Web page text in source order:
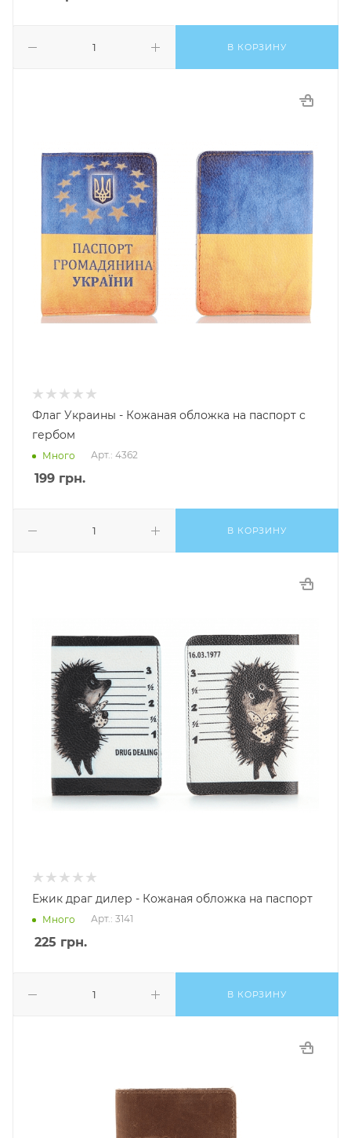
В КОРЗИНУ
Флаг Украины - Кожаная обложка на паспорт с
гербом
Много Арт.: 4362
199 грн.
В КОРЗИНУ
Ежик драг дилер - Кожаная обложка на паспорт
Много Арт.: 3141
225 грн.
В КОРЗИНУ